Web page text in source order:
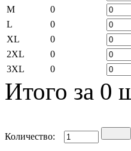
M
0
L
0
XL
0
2XL
0
3XL
0
Итого за 0
Количество: